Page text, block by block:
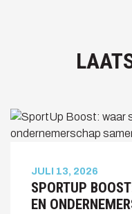
JULI 13, 2026
SPORTUP
EN